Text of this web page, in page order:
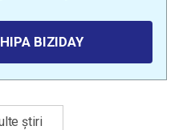
BIZIDAY
știri